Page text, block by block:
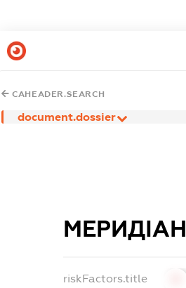
CAHEADER.SEARCH
document.dossier
МЕРИДІАН
riskFactors.title